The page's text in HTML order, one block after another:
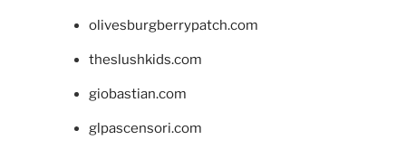
olivesburgberrypatch.com
theslushkids.com
giobastian.com
glpascensori.com